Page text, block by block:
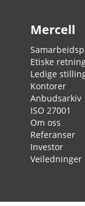
Mercell
Etiske
Ledige
Kontorer
Anbudsarkiv
ISO 27001
Om oss
Referanser
Investor
Veiledninger